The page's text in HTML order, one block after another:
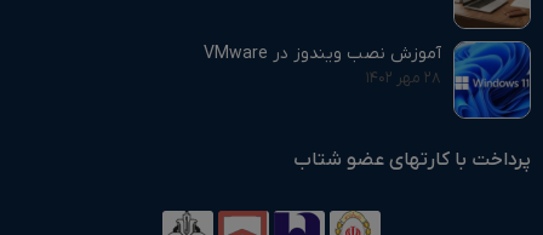
آموزش نصب ویندوز در VMware
۲۸ مهر ۱۴۰۲
پرداخت با کارتهای عضو شتاب